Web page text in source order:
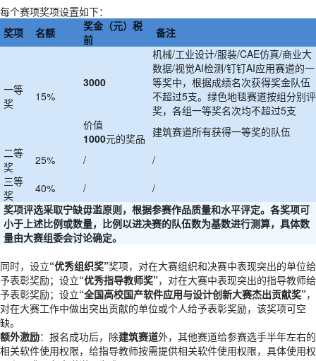
每个赛项奖项设置如下：
奖项
名额
奖金（元）税
前
备注
一等
奖
15%
3000
机械/工业设计/服装/CAE仿真/商业大
数据/视觉AI检测/钉钉AI应用赛道的一
等奖中，根据成绩名次获得奖金队伍
不超过5支。绿色地毯赛道按组分别评
奖，各组一等奖名次均不超过5支
价值
1000元的奖品 建筑赛道所有获得一等奖的队伍
二等
奖
25% /
/
三等
奖
40% /
/
奖项评选采取宁缺毋滥原则，根据参赛作品质量和水平评定。各奖项可
小于上述比例或数量，比例以进决赛的队伍数为基数进行测算，具体数
量由大赛组委会讨论确定。
同时，设立“优秀组织奖”奖项，对在大赛组织和决赛中表现突出的单位给
予表彰奖励；设立“优秀指导教师奖”，对在大赛中表现突出的指导教师给
予表彰奖励；设立“全国高校国产软件应用与设计创新大赛杰出贡献奖”，
对在大赛工作中做出突出贡献的单位或个人给予表彰奖励，该奖项可空
缺。
额外激励：报名成功后，除建筑赛道外，其他赛道给参赛选手半年左右的
相关软件使用权限，给指导教师按需提供相关软件使用权限，具体使用权